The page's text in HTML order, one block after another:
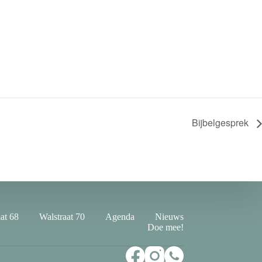
Bijbelgesprek
68 Walstraat 70 Agenda
Nieuws
Doe mee!